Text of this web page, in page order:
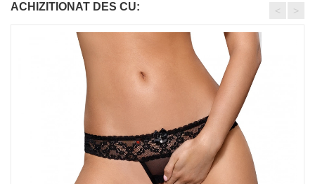
ACHIZITIONAT DES CU: < >